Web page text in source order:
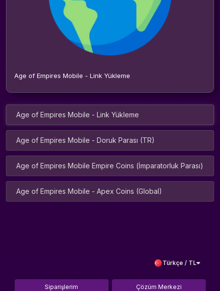
Age of Empires Mobile - Link Yükleme
Age of Empires Mobile - Link Yükleme
Age of Empires Mobile - Doruk Parası (TR)
Age of Empires Mobile Empire Coins (İmparatorluk Parası)
Age of Empires Mobile - Apex Coins (Global)
Türkçe / TL
Siparişlerim Çözüm Merkezi